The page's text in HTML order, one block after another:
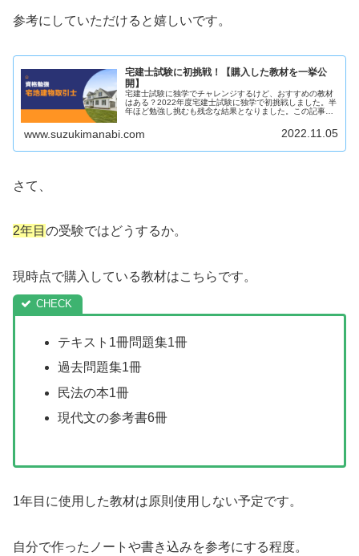
参考にしていただけると嬉しいです。
宅建士試験に初挑戦！【購入した教材を一挙公
開】
宅建士試験に独学でチャレンジするけど、おすすめの教材
はある？2022年度宅建士試験に独学で初挑戦しました。半
年ほど勉強し挑むも残念な結果となりました。この記事で
www.suzukimanabi.com 2022.11.05
さて、
2年目 の受験ではどうするか。
現時点で購入している教材はこちらです。
テキスト1冊問題集1冊
過去問題集1冊
民法の本1冊
現代文の参考書6冊
1年目に使用した教材は原則使用しない予定です。
自分で作ったノートや書き込みを参考にする程度。